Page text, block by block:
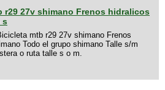
r29 27v shimano Frenos hidralicos
s
mtb r29 27v shimano Frenos
Todo el grupo shimano Talle s/m
o ruta talle s o m.